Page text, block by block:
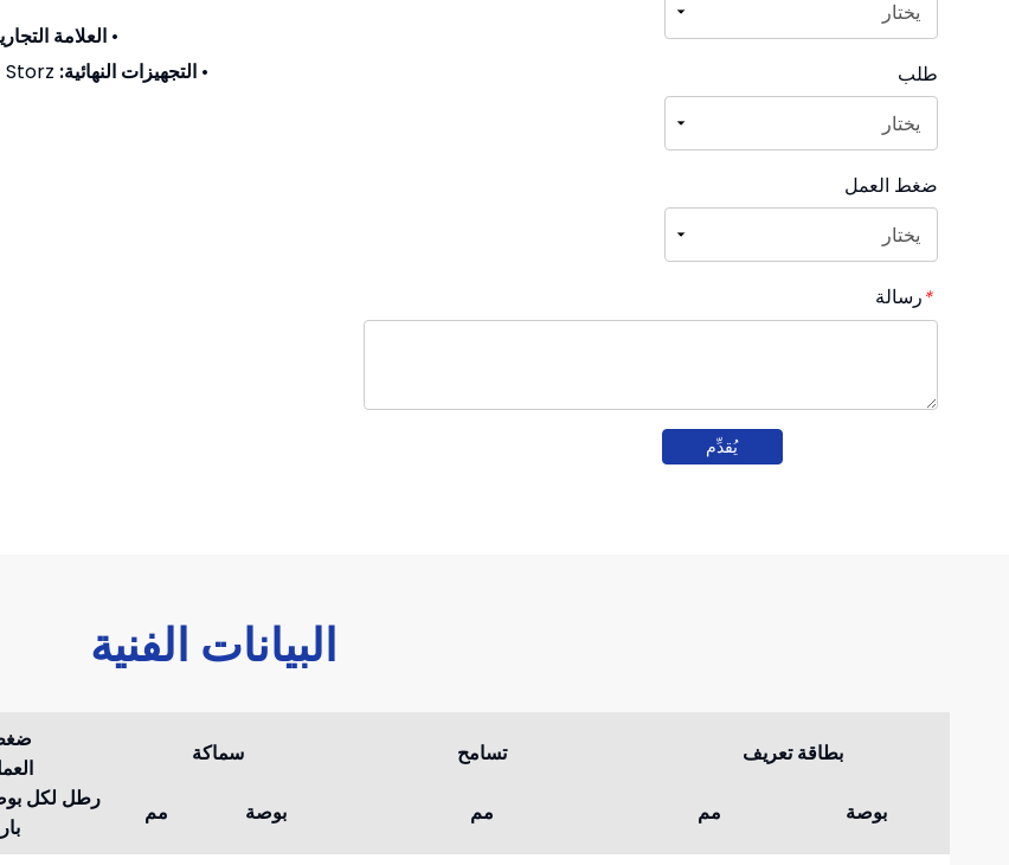
• العلامة
• التجهيزات النهائية: Storz (DIN/الألمانية)، Victaulic، Camlock؛ خيارات أخرى على الطلبات. طلب
ضغط العمل
*رسالة
يُقدِّم
البيانات الفنية
بطاقة تعريف تسامح سماكة
بوصة مم مم بوصة مم
رطل لكل
بار